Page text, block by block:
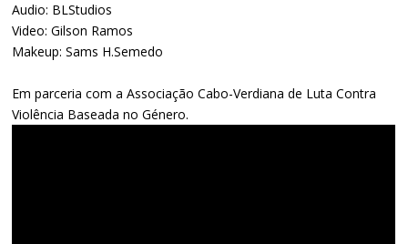
Audio: BLStudios
Video: Gilson Ramos
Makeup: Sams H.Semedo
Em parceria com a Associação Cabo-Verdiana de Luta Contra
Violência Baseada no Género.